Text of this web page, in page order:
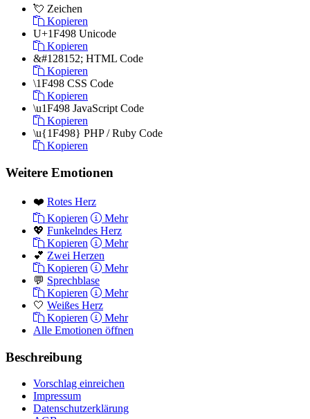
💘 Zeichen
Kopieren
U+1F498 Unicode
Kopieren
&#128152; HTML Code
Kopieren
\1F498 CSS Code
Kopieren
\u1F498 JavaScript Code
Kopieren
\u{1F498} PHP / Ruby Code
Kopieren
Weitere Emotionen
❤️ Rotes Herz
Kopieren
Mehr
💖 Funkelndes Herz
Kopieren
Mehr
💕 Zwei Herzen
Kopieren
Mehr
💬 Sprechblase
Kopieren
Mehr
🤍 Weißes Herz
Kopieren
Mehr
Alle Emotionen öffnen
Beschreibung
Vorschlag einreichen
Impressum
Datenschutzerklärung